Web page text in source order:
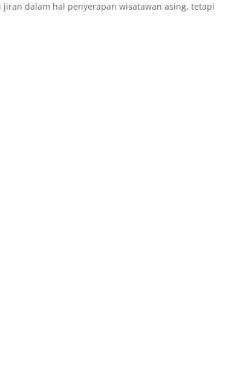
dalam hal penyerapan wisatawan asing, tetapi